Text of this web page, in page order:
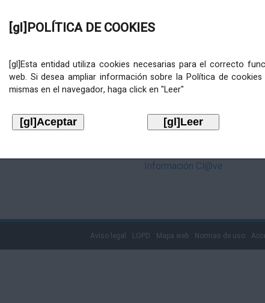
[gl]POLÍTICA DE COOKIES
[gl]Esta entidad utiliza cookies necesarias para el correcto
web. Si desea ampliar información sobre la Política de
mismas en el navegador, haga click en "Leer"
mediante Cl@ve. Pulse no logotipo
Información Cl@ve
Aviso legal LOPD Mapa web Normas de uso